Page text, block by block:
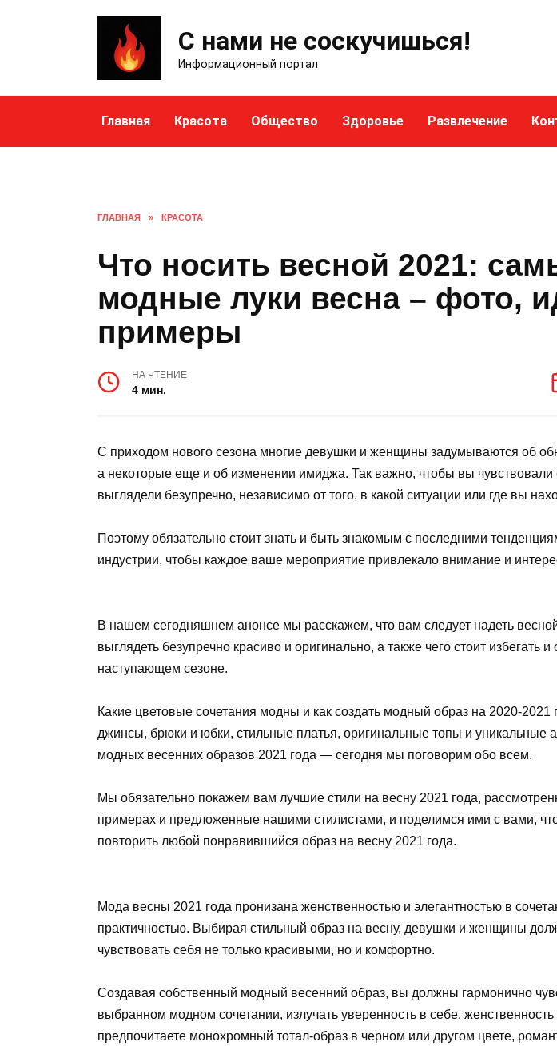
С нами не соскучишься!
Информационный портал
Главная Красота Общество Здоровье Развлечение
ГЛАВНАЯ » КРАСОТА
Что носить весной 2021:
модные луки весна – фото,
примеры
НА ЧТЕНИЕ
4 мин.
С приходом нового сезона многие девушки и женщины задумываются об
а некоторые еще и об изменении имиджа. Так важно, чтобы вы чувствовали
выглядели безупречно, независимо от того, в какой ситуации или где вы
Поэтому обязательно стоит знать и быть знакомым с последними
индустрии, чтобы каждое ваше мероприятие привлекало внимание и
В нашем сегодняшнем анонсе мы расскажем, что вам следует надеть
выглядеть безупречно красиво и оригинально, а также чего стоит избегать и
наступающем сезоне.
Какие цветовые сочетания модны и как создать модный образ на 2020-
джинсы, брюки и юбки, стильные платья, оригинальные топы и уникальные
модных весенних образов 2021 года — сегодня мы поговорим обо всем.
Мы обязательно покажем вам лучшие стили на весну 2021 года,
примерах и предложенные нашими стилистами, и поделимся ими с вами,
повторить любой понравившийся образ на весну 2021 года.
Мода весны 2021 года пронизана женственностью и элегантностью в
практичностью. Выбирая стильный образ на весну, девушки и женщины
чувствовать себя не только красивыми, но и комфортно.
Создавая собственный модный весенний образ, вы должны гармонично
выбранном модном сочетании, излучать уверенность в себе, женственность
предпочитаете монохромный тотал-образ в черном или другом цвете,